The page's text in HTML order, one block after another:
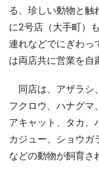
る、珍しい動物と触
に2号店（大手町）
連れなどでにぎわっ
は両店共に営業を自
同店は、アザラシ
フクロウ、ハナグマ
アキャット、タカ、
カジュー、ショウガ
などの動物が飼育さ